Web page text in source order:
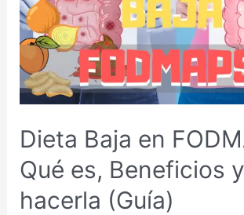
Dieta Baja en
Qué es, Beneficios
hacerla (Guía)